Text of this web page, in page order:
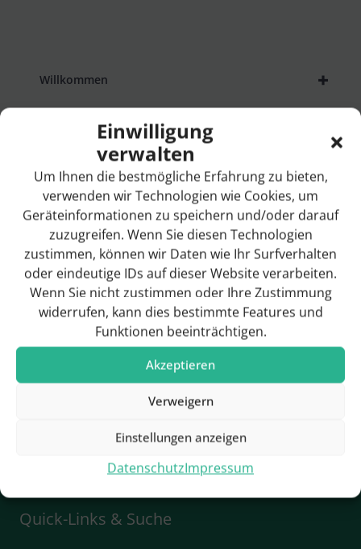
Einwilligung
verwalten
Um Ihnen die bestmögliche Erfahrung zu bieten,
verwenden wir Technologien wie Cookies, um
Geräteinformationen zu speichern und/oder darauf
zuzugreifen. Wenn Sie diesen Technologien
zustimmen, können wir Daten wie Ihr Surfverhalten
oder eindeutige IDs auf dieser Website verarbeiten.
Wenn Sie nicht zustimmen oder Ihre Zustimmung
widerrufen, kann dies bestimmte Features und
Funktionen beeinträchtigen.
Akzeptieren
Verweigern
Einstellungen anzeigen
DatenschutzImpressum
+
Willkommen
Ausflugsziele
Veranstaltungskalender
Essen & Trinken
+
Rund um Neuhaus
+
Kultur im Umkreis
+
Radwege
+
Quick-Links & Suche